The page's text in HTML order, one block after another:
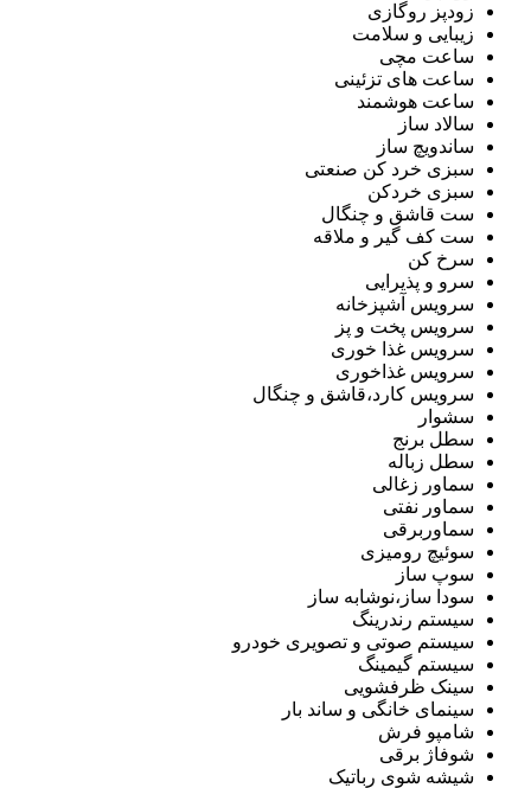
زودپز روگازی
زیبایی و سلامت
ساعت مچی
ساعت های تزئینی
ساعت هوشمند
سالاد ساز
ساندویچ ساز
سبزی خرد کن صنعتی
سبزی خردکن
ست قاشق و چنگال
ست کف گیر و ملاقه
سرخ کن
سرو و پذیرایی
سرویس آشپزخانه
سرویس پخت و پز
سرویس غذا خوری
سرویس غذاخوری
سرویس کارد،قاشق و چنگال
سشوار
سطل برنج
سطل زباله
سماور زغالی
سماور نفتی
سماوربرقی
سوئیچ رومیزی
سوپ ساز
سودا ساز،نوشابه ساز
سیستم رندرینگ
سیستم صوتی و تصویری خودرو
سیستم گیمینگ
سینک ظرفشویی
سینمای خانگی و ساند بار
شامپو فرش
شوفاژ برقی
شیشه شوی رباتیک